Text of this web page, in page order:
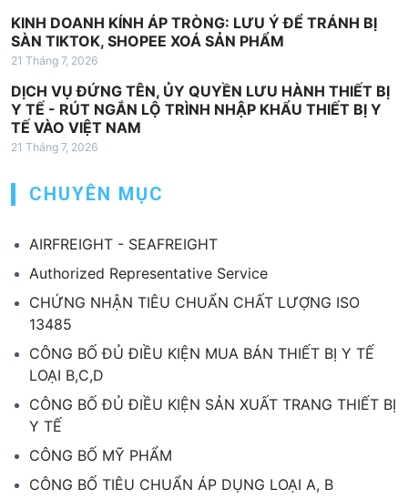
KINH DOANH KÍNH ÁP TRÒNG: LƯU Ý ĐỂ TRÁNH BỊ
SÀN TIKTOK, SHOPEE XOÁ SẢN PHẨM
21 Tháng 7, 2026
DỊCH VỤ ĐỨNG TÊN, ỦY QUYỀN LƯU HÀNH THIẾT BỊ
Y TẾ - RÚT NGẮN LỘ TRÌNH NHẬP KHẨU THIẾT BỊ Y
TẾ VÀO VIỆT NAM
21 Tháng 7, 2026
CHUYÊN MỤC
AIRFREIGHT - SEAFREIGHT
Authorized Representative Service
CHỨNG NHẬN TIÊU CHUẨN CHẤT LƯỢNG ISO
13485
CÔNG BỐ ĐỦ ĐIỀU KIỆN MUA BÁN THIẾT BỊ Y TẾ
LOẠI B,C,D
CÔNG BỐ ĐỦ ĐIỀU KIỆN SẢN XUẤT TRANG THIẾT BỊ
Y TẾ
CÔNG BỐ MỸ PHẨM
CÔNG BỐ TIÊU CHUẨN ÁP DỤNG LOẠI A, B